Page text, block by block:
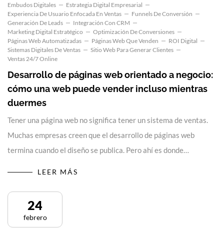
Embudos Digitales
Estrategia Digital Empresarial
Experiencia De Usuario Enfocada En Ventas
Funnels De Conversión
Generación De Leads
Integración Con CRM
Marketing Digital Estratégico
Optimización De Conversiones
Páginas Web Automatizadas
Páginas Web Que Venden
ROI Digital
Sistemas Digitales De Ventas
Sitio Web Para Generar Clientes
Ventas 24/7 Online
Desarrollo de páginas web orientado a negocio:
cómo una web puede vender incluso mientras
duermes
Tener una página web no significa tener un sistema de ventas.
Muchas empresas creen que el desarrollo de páginas web
termina cuando el diseño se publica. Pero ahí es donde…
LEER MÁS
24
febrero